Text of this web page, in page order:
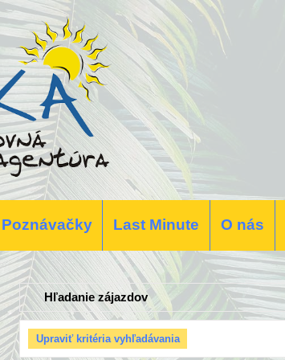
Poznávačky Last Minute O nás
Hľadanie zájazdov